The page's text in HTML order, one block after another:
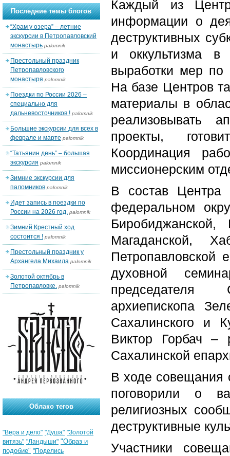
Каждый из
информации о
деструктивных
и оккультизма
выработки мер по
На базе Центров
материалы в
реализовывать
проекты,
Координация
миссионерским
В состав Центра
федеральном
Биробиджанской,
Магаданской,
Петропавловской
духовной
председателя
архиепископа
Сахалинского и
Виктор Горбач –
Сахалинской
В ходе совещания
поговорили о
религиозных
деструктивные
Участники
Последние темы блогов
“Храм у озера” – летние
экскурсии в Петропавловский
монастырь palomnik
Престольный праздник
Петропавловского
монастыря palomnik
Поездки по России 2026 –
специально для
дальневосточников ! palomnik
Большие экскурсии для всех в
феврале и марте palomnik
“Татьянин день” – большая
экскурсия palomnik
Зимние экскурсии для
паломников palomnik
Идет запись в поездки по
России на 2026 год. palomnik
Зимний Крестный ход
состоится ! palomnik
Престольный праздник у
Архангела Михаила palomnik
Золотой октябрь в
Петропавловке. palomnik
Облако тегов
"Вера и дело" "Душа" "Золотой
витязь" "Ландыши" "Образ и
подобие" "Поделись